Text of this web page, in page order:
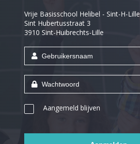
Vrije Basisschool Helibel - Sint-H-Lille
Sint Hubertusstraat 3
3910 Sint-Huibrechts-Lille
Aangemeld blijven